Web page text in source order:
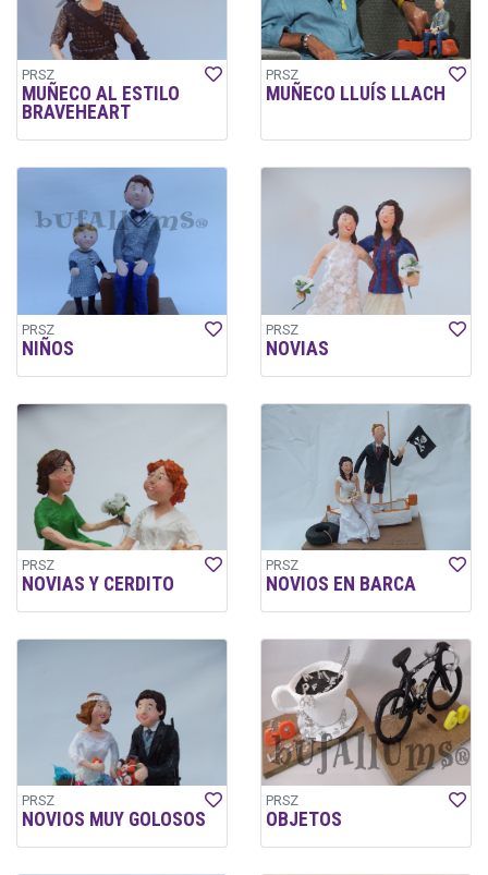
PRSZ
MUÑECO AL ESTILO
BRAVEHEART
PRSZ
MUÑECO LLUÍS LLACH
PRSZ
NIÑOS
PRSZ
NOVIAS
PRSZ
NOVIAS Y CERDITO
PRSZ
NOVIOS EN BARCA
PRSZ
NOVIOS MUY GOLOSOS
PRSZ
OBJETOS